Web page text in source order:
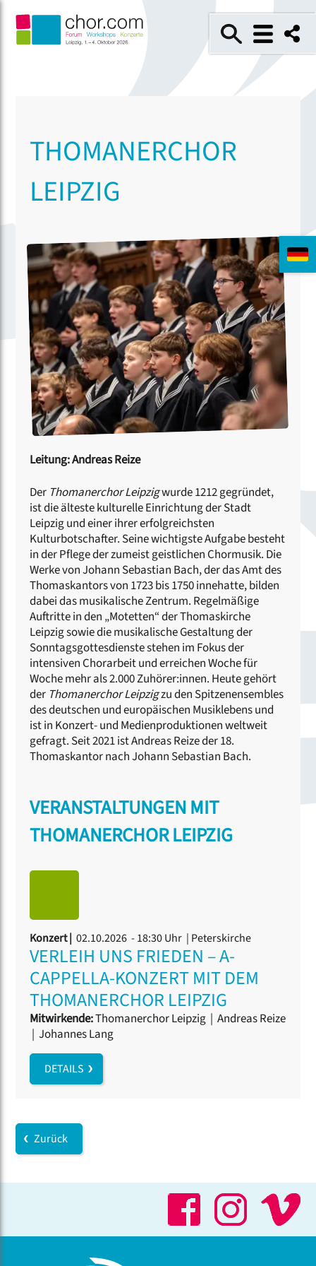
THOMANERCHOR
LEIPZIG
Leitung: Andreas Reize
Der Thomanerchor Leipzigwurde 1212 gegründet,
ist die älteste kulturelle Einrichtung der Stadt
Leipzig und einer ihrer erfolgreichsten
Kulturbotschafter. Seine wichtigste Aufgabe besteht
in der Pflege der zumeist geistlichen Chormusik. Die
Werke von Johann Sebastian Bach, der das Amt des
Thomaskantors von 1723 bis 1750 innehatte, bilden
dabei das musikalische Zentrum. Regelmäßige
Auftritte in den „Motetten“ der Thomaskirche
Leipzig sowie die musikalische Gestaltung der
Sonntagsgottesdienste stehen im Fokus der
intensiven Chorarbeit und erreichen Woche für
Woche mehr als 2.000 Zuhörer:innen. Heute gehört
der Thomanerchor Leipzigzu den Spitzenensembles
des deutschen und europäischen Musiklebens und
ist in Konzert- und Medienproduktionen weltweit
gefragt. Seit 2021 ist Andreas Reize der 18.
Thomaskantor nach Johann Sebastian Bach.
VERANSTALTUNGEN MIT
THOMANERCHOR LEIPZIG
Konzert | 02.10.2026 - 18:30 Uhr | Peterskirche
VERLEIH UNS FRIEDEN – A-
CAPPELLA-KONZERT MIT DEM
THOMANERCHOR LEIPZIG
Mitwirkende:Thomanerchor Leipzig | Andreas Reize
| Johannes Lang
DETAILS
Zurück